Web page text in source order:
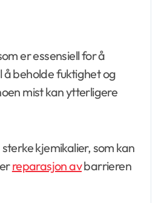
er essensiell for å
beholde fuktighet og
mist kan ytterligere
kjemikalier, som kan
reparasjon avbarrieren